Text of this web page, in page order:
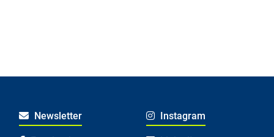
Newsletter Instagram